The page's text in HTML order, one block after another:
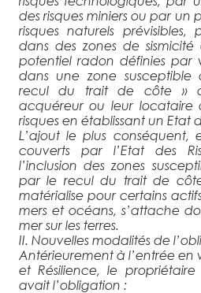
des risques miniers ou par un
risques naturels
dans des zones de
potentiel radon définies par
dans une zone
recul du trait de côte »
acquéreur ou leur locataire
risques en établissant un Etat
L’ajout le plus conséquent,
couverts par l’Etat des
l’inclusion des zones
par le recul du trait de
matérialise pour certains
mers et océans, s’attache
mer sur les terres.
II. Nouvelles modalités de
Antérieurement à l’entrée en
et Résilience, le
avait l’obligation :